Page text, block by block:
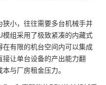
小，往往需要多台机械手并
模组采用了极致紧凑的内藏式
有限的机台空间内可以集成
让单台设备的产出能力翻
与厂房租金压力。